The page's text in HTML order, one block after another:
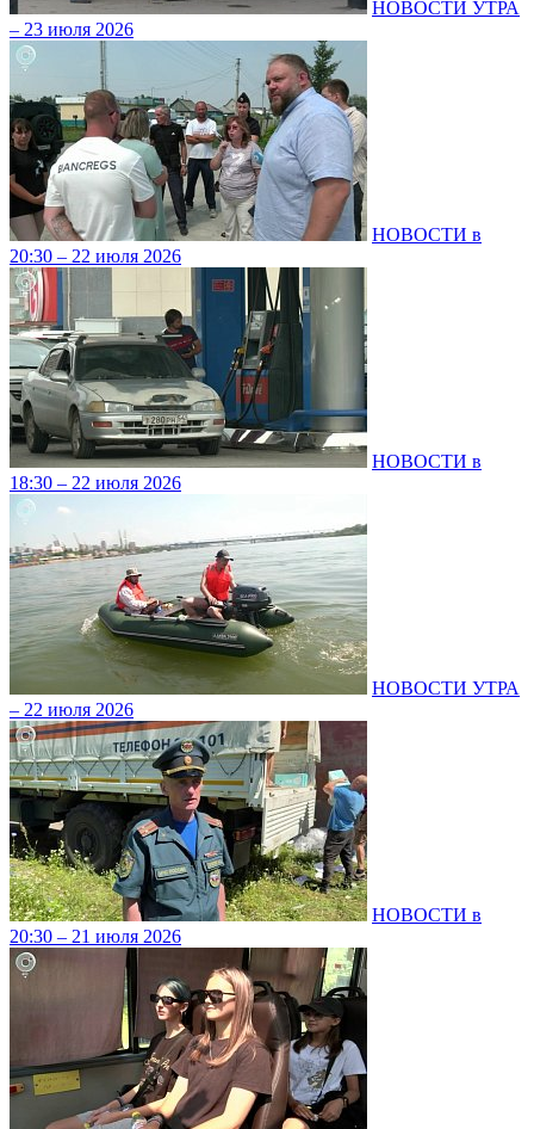
НОВОСТИ УТРА
– 23 июля 2026
НОВОСТИ в
20:30 – 22 июля 2026
НОВОСТИ в
18:30 – 22 июля 2026
НОВОСТИ УТРА
– 22 июля 2026
НОВОСТИ в
20:30 – 21 июля 2026